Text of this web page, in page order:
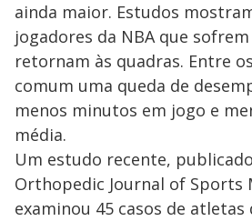
ainda maior. Estudos
jogadores da NBA que
retornam às quadras. Entre
comum uma queda de
menos minutos em jogo e
média.
Um estudo recente,
Orthopedic Journal of Sports
examinou 45 casos de atletas